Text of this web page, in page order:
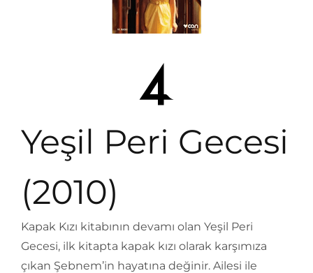
Yeşil Peri Gecesi
(2010)
Kapak Kızı kitabının devamı olan Yeşil Peri
Gecesi, ilk kitapta kapak kızı olarak karşımıza
çıkan Şebnem’in hayatına değinir. Ailesi ile